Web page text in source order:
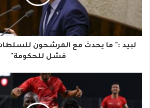
ا
إ
لبيد :" ما يحدث مع المرشحون للسلطات
فشل للحكومة"